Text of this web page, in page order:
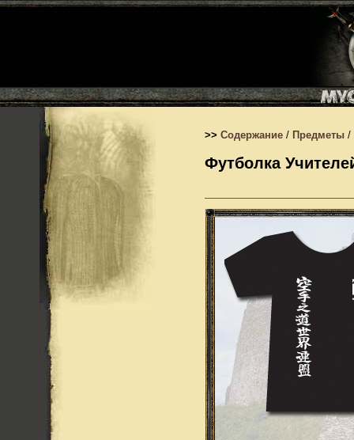
>> Содержание / Предметы /
Футболка